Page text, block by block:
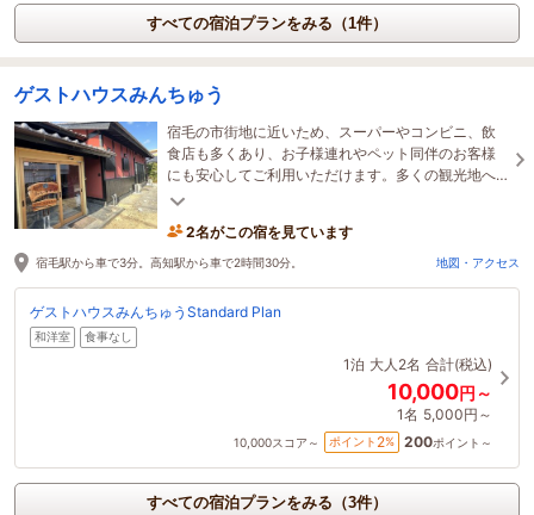
すべての宿泊プランをみる（1件）
ゲストハウスみんちゅう
宿毛の市街地に近いため、スーパーやコンビニ、飲
食店も多くあり、お子様連れやペット同伴のお客様
にも安心してご利用いただけます。多くの観光地へ
のアクセスも良く、あまり知られていない観光地も
2名がこの宿を見ています
宿毛駅から車で3分。高知駅から車で2時間30分。 地図・アクセス
ゲストハウスみんちゅうStandard Plan
和洋室 食事なし
1泊 大人2名 合計(税込)
10,000円～
1名 5,000円～
10,000スコア～ ポイント 2% 200ポイント～
すべての宿泊プランをみる（3件）